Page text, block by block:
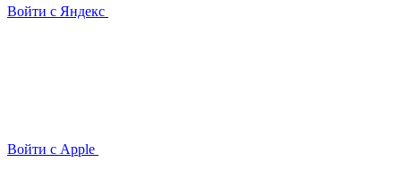
Войти с Яндекс
Войти с Apple